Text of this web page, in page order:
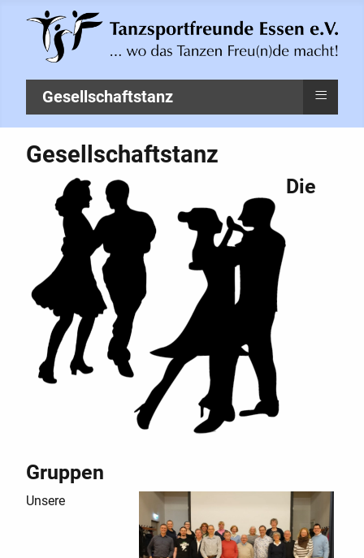
Gesellschaftstanz ≡
Gesellschaftstanz
Die
Gruppen
Unsere